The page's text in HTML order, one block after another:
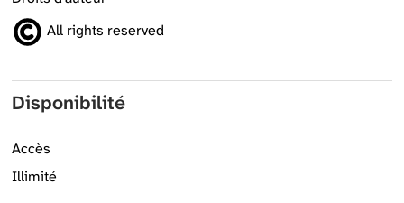
All rights reserved
Disponibilité
Accès
Illimité